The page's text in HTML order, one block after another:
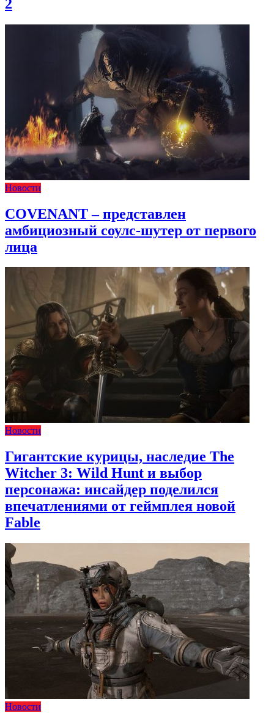
2
Новости
COVENANT – представлен
амбициозный соулс-шутер от первого
лица
Новости
Гигантские курицы, наследие The
Witcher 3: Wild Hunt и выбор
персонажа: инсайдер поделился
впечатлениями от геймплея новой
Fable
Новости